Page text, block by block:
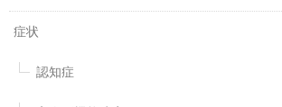
症状
認知症